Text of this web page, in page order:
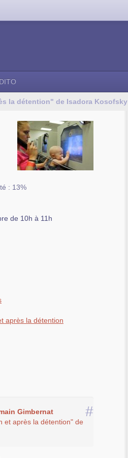
la détention" de Isadora Kosofsky
: 13%
de 10h à 11h
après la détention
#
Gimbernat
et après la détention" de